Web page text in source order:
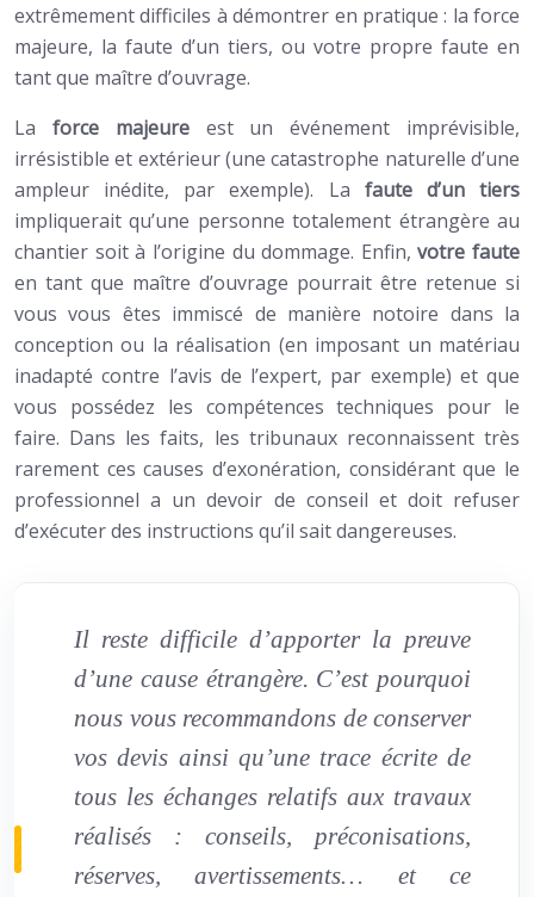
extrêmement difficiles à démontrer en pratique : la force
majeure, la faute d’un tiers, ou votre propre faute en
tant que maître d’ouvrage.
La force majeureest un événement imprévisible,
irrésistible et extérieur (une catastrophe naturelle d’une
ampleur inédite, par exemple). La faute d’un tiers
impliquerait qu’une personne totalement étrangère au
chantier soit à l’origine du dommage. Enfin,votre faute
en tant que maître d’ouvrage pourrait être retenue si
vous vous êtes immiscé de manière notoire dans la
conception ou la réalisation (en imposant un matériau
inadapté contre l’avis de l’expert, par exemple) et que
vous possédez les compétences techniques pour le
faire. Dans les faits, les tribunaux reconnaissent très
rarement ces causes d’exonération, considérant que le
professionnel a un devoir de conseil et doit refuser
d’exécuter des instructions qu’il sait dangereuses.
Il reste difficile d’apporter la preuve
d’une cause étrangère. C’est pourquoi
nous vous recommandons de conserver
vos devis ainsi qu’une trace écrite de
tous les échanges relatifs aux travaux
réalisés : conseils, préconisations,
réserves, avertissements… et ce